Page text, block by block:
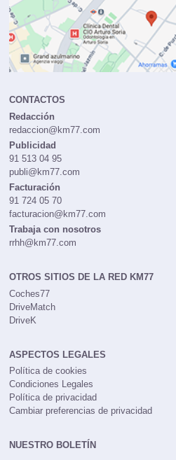
CONTACTOS
Redacción
redaccion@km77.com
Publicidad
91 513 04 95
publi@km77.com
Facturación
91 724 05 70
facturacion@km77.com
Trabaja con nosotros
rrhh@km77.com
OTROS SITIOS DE LA RED KM77
Coches77
DriveMatch
DriveK
ASPECTOS LEGALES
Política de cookies
Condiciones Legales
Política de privacidad
Cambiar preferencias de privacidad
NUESTRO BOLETÍN